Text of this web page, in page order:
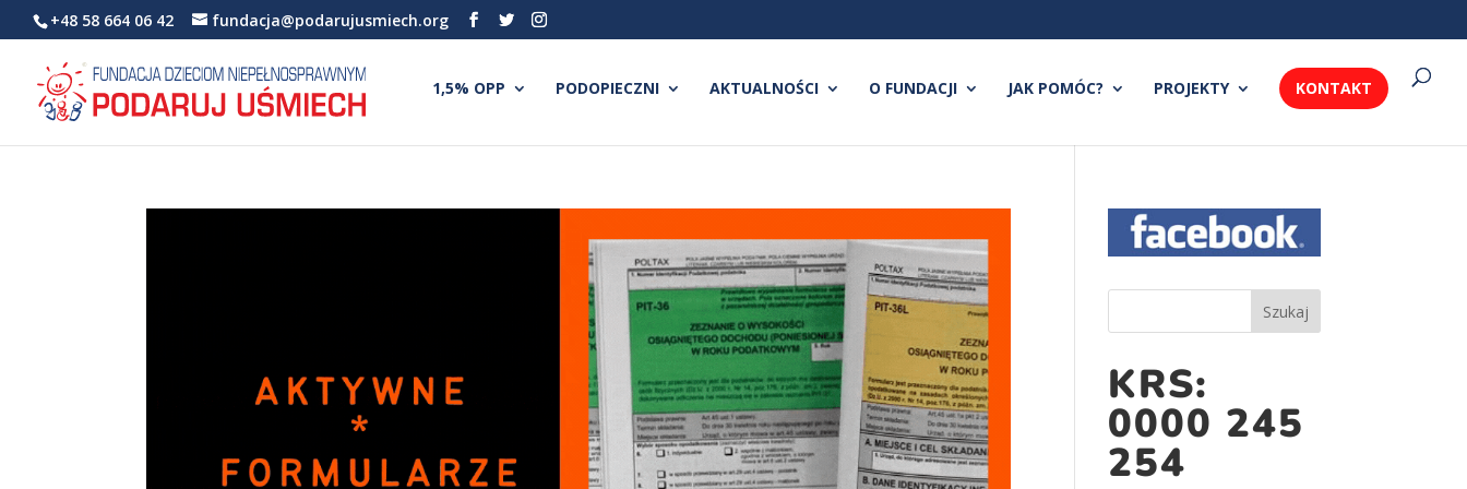
+48 58 664 06 42 fundacja@podarujusmiech.org
1,5% OPP PODOPIECZNI AKTUALNOŚCI O FUNDACJI JAK POMÓC? PROJEKTY KONTAKT
KRS:
0000 245
254